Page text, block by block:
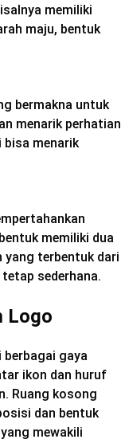
memiliki
maju, bentuk
bermakna untuk
menarik perhatian
menarik
memiliki dua
yang terbentuk dari
sederhana.
Logo
berbagai gaya
ikon dan huruf
Ruang kosong
dan bentuk
mewakili